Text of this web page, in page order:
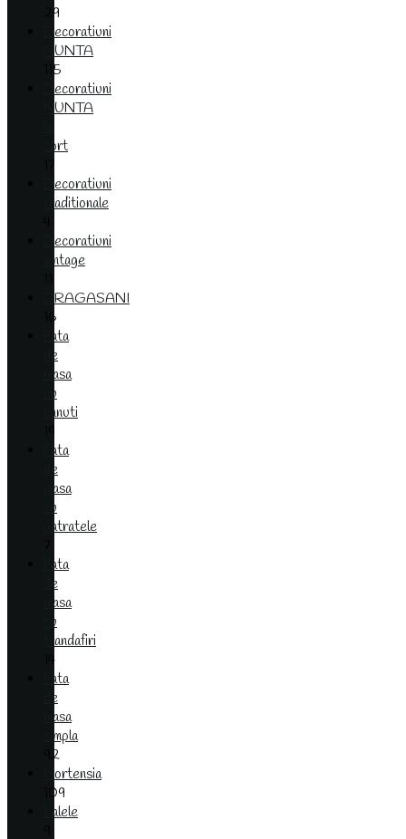
29
Decoratiuni
NUNTA
115
Decoratiuni
NUNTA
cort
Decoratiuni
traditionale
Decoratiuni
vintage
DRAGASANI
16
Fata
de
masa
cu
banuti
Fata
de
masa
cu
patratele
Fata
de
masa
cu
trandafiri
14
Fata
de
masa
simpla
92
Hortensia
109
Lalele